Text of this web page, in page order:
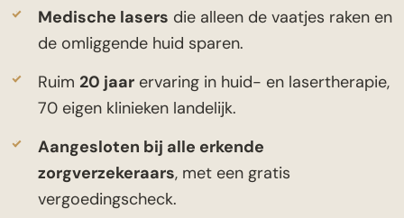
Medische lasers die alleen de vaatjes raken en
de omliggende huid sparen.
Ruim 20 jaar ervaring in huid- en lasertherapie,
70 eigen klinieken landelijk.
Aangesloten bij alle erkende
zorgverzekeraars, met een gratis
vergoedingscheck.